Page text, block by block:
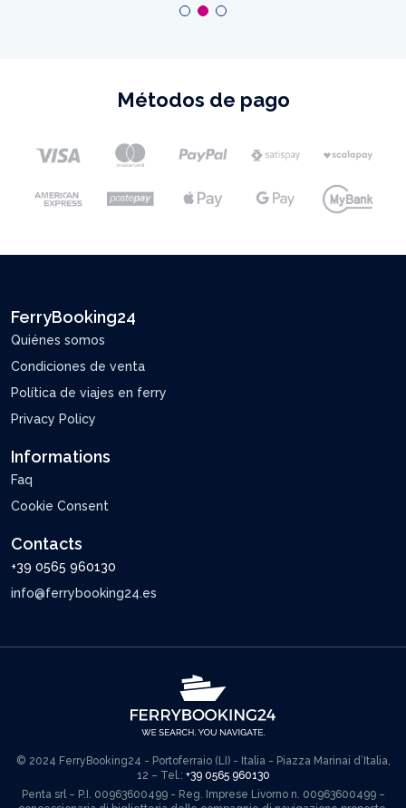
Métodos de pago
FerryBooking24
Quiénes somos
Condiciones de venta
Política de viajes en ferry
Privacy Policy
Informations
Faq
Cookie Consent
Contacts
+39 0565 960130
info@ferrybooking24.es
© 2024 FerryBooking24 - Portoferraio (LI) - Italia - Piazza Marinai d’Italia,
12 – Tel.: +39 0565 960130
Penta srl – P.I. 00963600499 - Reg. Imprese Livorno n. 00963600499 –